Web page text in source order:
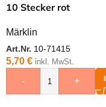
10 Stecker rot
Märklin
Art.Nr. 10-71415
5,70 € inkl. MwSt.
- +